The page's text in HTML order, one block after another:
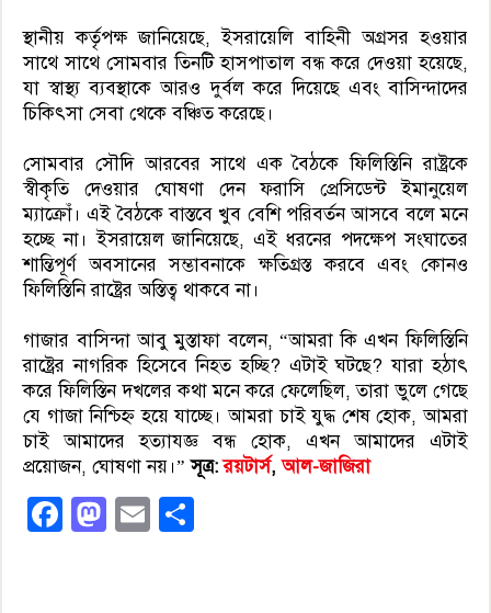
স্থানীয় কর্তৃপক্ষ জানিয়েছে, ইসরায়েলি বাহিনী অগ্রসর হওয়ার
সাথে সাথে সোমবার তিনটি হাসপাতাল বন্ধ করে দেওয়া হয়েছে,
যা স্বাস্থ্য ব্যবস্থাকে আরও দুর্বল করে দিয়েছে এবং বাসিন্দাদের
চিকিৎসা সেবা থেকে বঞ্চিত করেছে।
সোমবার সৌদি আরবের সাথে এক বৈঠকে ফিলিস্তিনি রাষ্ট্রকে
স্বীকৃতি দেওয়ার ঘোষণা দেন ফরাসি প্রেসিডেন্ট ইমানুয়েল
ম্যাক্রোঁ। এই বৈঠকে বাস্তবে খুব বেশি পরিবর্তন আসবে বলে মনে
হচ্ছে না। ইসরায়েল জানিয়েছে, এই ধরনের পদক্ষেপ সংঘাতের
শান্তিপূর্ণ অবসানের সম্ভাবনাকে ক্ষতিগ্রস্ত করবে এবং কোনও
ফিলিস্তিনি রাষ্ট্রের অস্তিত্ব থাকবে না।
গাজার বাসিন্দা আবু মুস্তাফা বলেন, “আমরা কি এখন ফিলিস্তিনি
রাষ্ট্রের নাগরিক হিসেবে নিহত হচ্ছি? এটাই ঘটছে? যারা হঠাৎ
করে ফিলিস্তিন দখলের কথা মনে করে ফেলেছিল, তারা ভুলে গেছে
যে গাজা নিশ্চিহ্ন হয়ে যাচ্ছে। আমরা চাই যুদ্ধ শেষ হোক, আমরা
চাই আমাদের হত্যাযজ্ঞ বন্ধ হোক, এখন আমাদের এটাই
প্রয়োজন, ঘোষণা নয়।”সূত্র:রয়টার্স,আল-জাজিরা
Facebook
Mastodon
Email